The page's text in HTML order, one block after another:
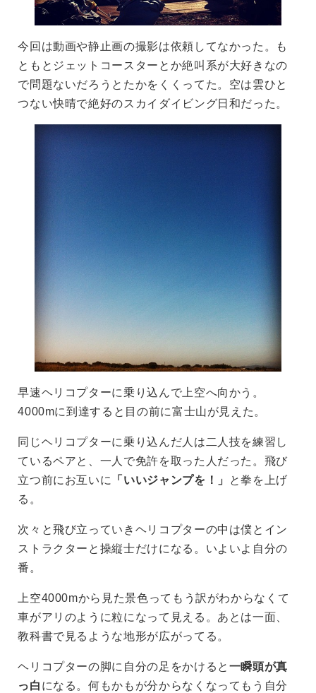
今回は動画や静止画の撮影は依頼してなかった。も
ともとジェットコースターとか絶叫系が大好きなの
で問題ないだろうとたかをくくってた。空は雲ひと
つない快晴で絶好のスカイダイビング日和だった。
早速ヘリコプターに乗り込んで上空へ向かう。
4000mに到達すると目の前に富士山が見えた。
同じヘリコプターに乗り込んだ人は二人技を練習し
ているペアと、一人で免許を取った人だった。飛び
立つ前にお互いに
「いいジャンプを！」
と拳を上げ
る。
次々と飛び立っていきヘリコプターの中は僕とイン
ストラクターと操縦士だけになる。いよいよ自分の
番。
上空4000mから見た景色ってもう訳がわからなくて
車がアリのように粒になって見える。あとは一面、
教科書で見るような地形が広がってる。
ヘリコプターの脚に自分の足をかけると 一瞬頭が真
っ白 になる。何もかもが分からなくなってもう自分